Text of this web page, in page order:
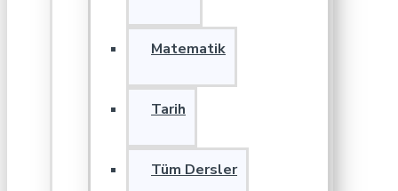
Matematik
Tarih
Tüm Dersler